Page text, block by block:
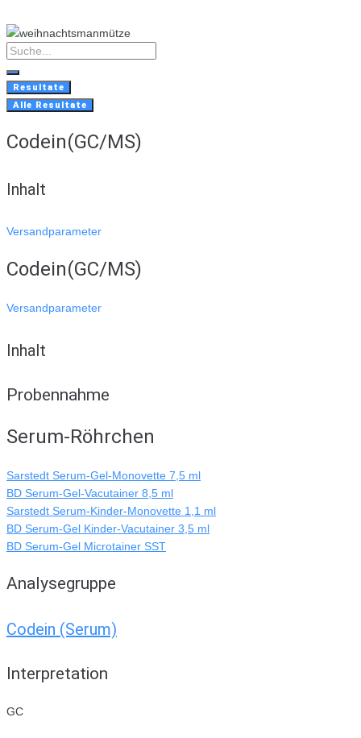
to
content
Search
...
Resultate
Alle Resultate
Codein(GC/MS)
Inhalt
Versandparameter
Codein(GC/MS)
Versandparameter
Inhalt
Probennahme
Serum-Röhrchen
Sarstedt Serum-Gel-Monovette 7,5 ml
BD Serum-Gel-Vacutainer 8,5 ml
Sarstedt Serum-Kinder-Monovette 1,1 ml
BD Serum-Gel Kinder-Vacutainer 3,5 ml
BD Serum-Gel Microtainer SST
Analysegruppe
Codein (Serum)
Interpretation
GC